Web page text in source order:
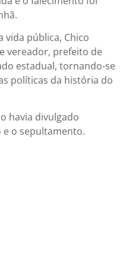
vida pública, Chico
vereador, prefeito de
estadual, tornando-se
políticas da história do
havia divulgado
o sepultamento.